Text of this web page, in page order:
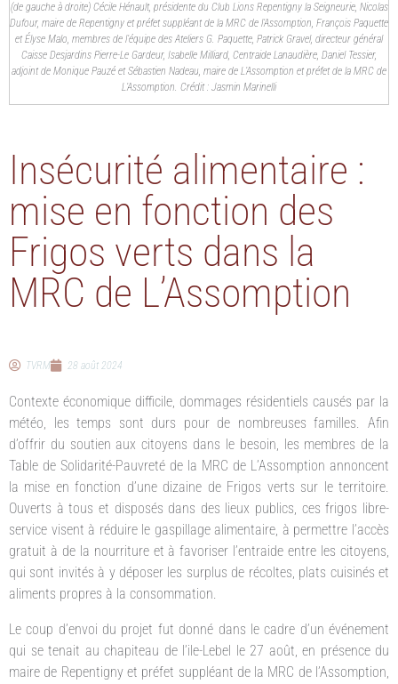
(de gauche à droite) Cécile Hénault, présidente du Club Lions Repentigny la Seigneurie, Nicolas
Dufour, maire de Repentigny et préfet suppléant de la MRC de l’Assomption, François Paquette
et Élyse Malo, membres de l’équipe des Ateliers G. Paquette, Patrick Gravel, directeur général
Caisse Desjardins Pierre-Le Gardeur, Isabelle Milliard, Centraide Lanaudière, Daniel Tessier,
adjoint de Monique Pauzé et Sébastien Nadeau, maire de L’Assomption et préfet de la MRC de
L’Assomption. Crédit : Jasmin Marinelli
Insécurité alimentaire :
mise en fonction des
Frigos verts dans la
MRC de L’Assomption
TVRM 28 août 2024
Contexte économique difficile, dommages résidentiels causés par la
météo, les temps sont durs pour de nombreuses familles. Afin
d’offrir du soutien aux citoyens dans le besoin, les membres de la
Table de Solidarité-Pauvreté de la MRC de L’Assomption annoncent
la mise en fonction d’une dizaine de Frigos verts sur le territoire.
Ouverts à tous et disposés dans des lieux publics, ces frigos libre-
service visent à réduire le gaspillage alimentaire, à permettre l’accès
gratuit à de la nourriture et à favoriser l’entraide entre les citoyens,
qui sont invités à y déposer les surplus de récoltes, plats cuisinés et
aliments propres à la consommation.
Le coup d’envoi du projet fut donné dans le cadre d’un événement
qui se tenait au chapiteau de l’ile-Lebel le 27 août, en présence du
maire de Repentigny et préfet suppléant de la MRC de l’Assomption,